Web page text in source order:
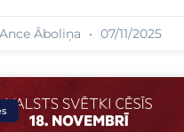
Ance Āboliņa 07/11/2025